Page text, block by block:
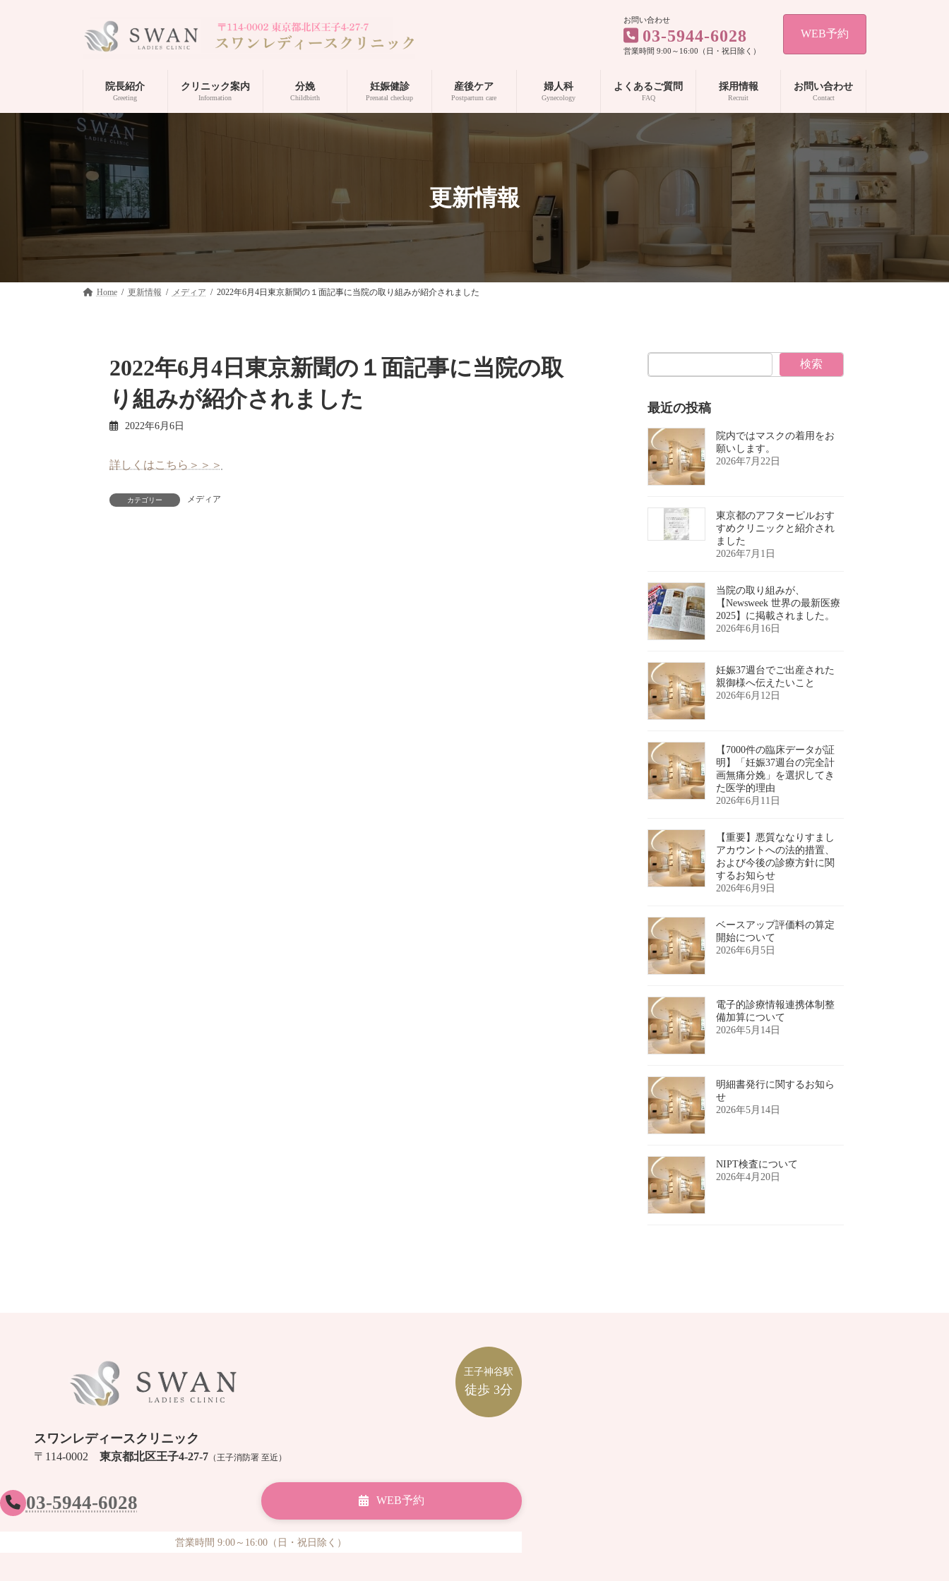
お問い合わせ
03-5944-6028
営業時間 9:00～16:00（日・祝日除く）
WEB予約
院長紹介
Greeting
クリニック案内
Information
分娩
Childbirth
妊娠健診
Prenatal checkup
産後ケア
Postpartum care
婦人科
Gynecology
よくあるご質問
FAQ
採用情報
Recruit
お問い合わせ
Contact
更新情報
Home 更新情報 メディア 2022年6月4日東京新聞の１面記事に当院の取り組みが紹介されました
2022年6月4日東京新聞の１面記事に当院の取
り組みが紹介されました
2022年6月6日
詳しくはこちら＞＞＞
カテゴリー メディア
検索
最近の投稿
院内ではマスクの着用をお
願いします。
2026年7月22日
東京都のアフターピルおす
すめクリニックと紹介され
ました
2026年7月1日
当院の取り組みが、
【Newsweek 世界の最新医療
2025】に掲載されました。
2026年6月16日
妊娠37週台でご出産された
親御様へ伝えたいこと
2026年6月12日
【7000件の臨床データが証
明】「妊娠37週台の完全計
画無痛分娩」を選択してき
た医学的理由
2026年6月11日
【重要】悪質ななりすまし
アカウントへの法的措置、
および今後の診療方針に関
するお知らせ
2026年6月9日
ベースアップ評価料の算定
開始について
2026年6月5日
電子的診療情報連携体制整
備加算について
2026年5月14日
明細書発行に関するお知ら
せ
2026年5月14日
NIPT検査について
2026年4月20日
スワンレディースクリニック
〒114-0002 東京都北区王子4-27-7 （王子消防署 至近）
王子神谷駅
徒歩 3分
03-5944-6028 WEB予約
営業時間 9:00～16:00（日・祝日除く）